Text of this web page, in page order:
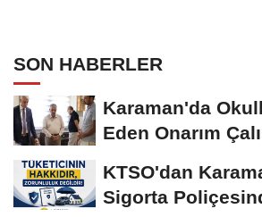
SON HABERLER
Karaman'da
Eden Onarım
KTSO'dan
Sigorta